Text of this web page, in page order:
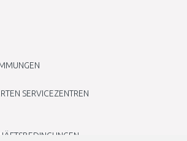
SERVICEZENTREN